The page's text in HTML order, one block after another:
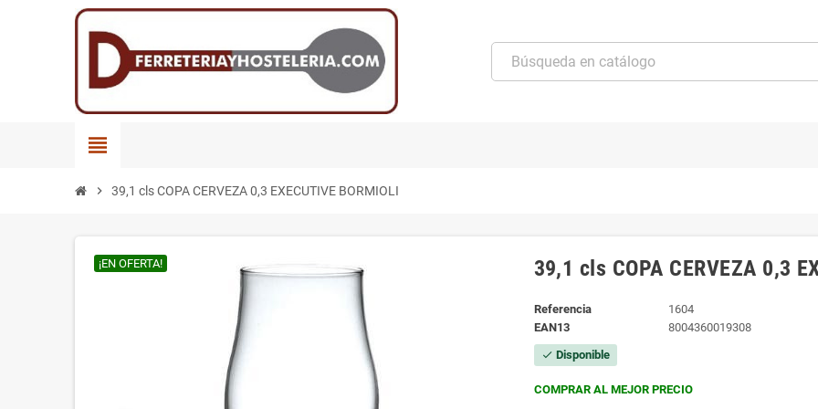
view_headline
chevron_right 39,1 cls COPA CERVEZA 0,3 EXECUTIVE BORMIOLI
¡EN OFERTA! 39,1 cls COPA CERVEZA 0,3
Referencia
1604
EAN13
8004360019308
check Disponible
COMPRAR AL MEJOR PRECIO